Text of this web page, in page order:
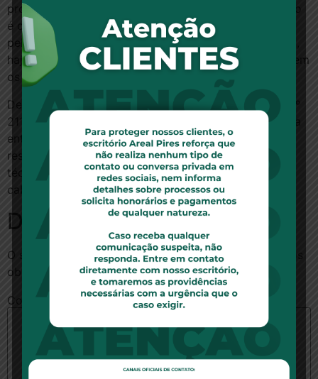
procedimento médico tem cobertura contratual, como
é o caso, que os materiais a ele inerentes, prescritos
pelo médico assistente, também devem ter cobertura,
haja visto que o procedimento não deve se realizar sem
os materiais indicados.
Destacou o juiz que a seguradora infringe a Súmula nº
211, do TJRJ, que dispõe que, em havendo divergência
entre o seguro saúde contratado e o profissional
responsável pelo procedimento cirúrgico, quanto à
técnica e ao material a serem empregados, a escolha
cabe ao médico incumbido de sua realização.
Deixe um comentário
O seu endereço de e-mail não será publicado.
obrigatórios são marcados com*
Comentário